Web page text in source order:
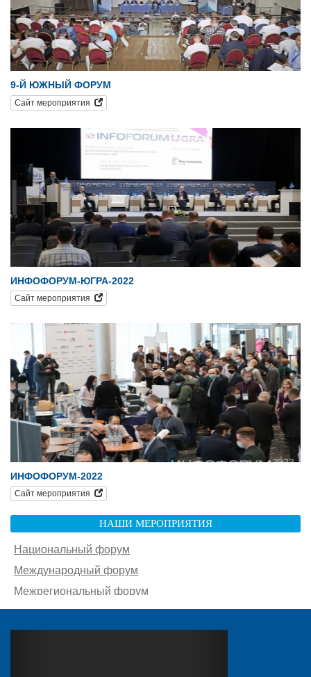
9-Й ЮЖНЫЙ ФОРУМ
Сайт мероприятия
ИНФОФОРУМ-ЮГРА-2022
Сайт мероприятия
ИНФОФОРУМ-2022
Сайт мероприятия
НАШИ МЕРОПРИЯТИЯ
Национальный форум
Международный форум
Межрегиональный форум
Южный форум
Другие мероприятия